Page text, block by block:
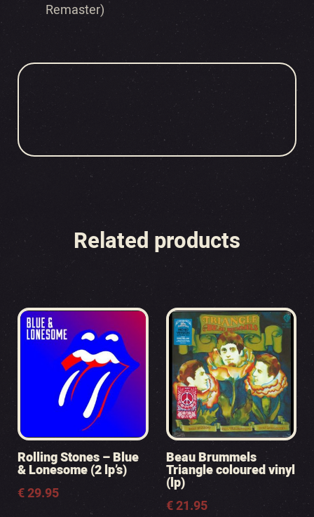
Remaster)
Related products
Rolling Stones – Blue
& Lonesome (2 lp’s)
€29.95
Beau Brummels
Triangle coloured vinyl
(lp)
€21.95